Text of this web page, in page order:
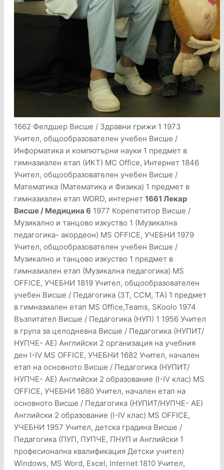
1662 Фелдшер Висше / Здравни грижи 1 1973
Учител, общообразователен учебен Висше /
Информатика и компютърни науки 1 предмет в
гимназиален етап (ИКТ) MC Office, Интернет 1846
Учител, общообразователен учебен Висше /
Математика (Математика и Физика) 1 предмет в
гимназиален етап WORD, интернет 1661 Лекар
Висше / Медицина 6 1977 Корепетитор Висше /
Музикално и танцово изкуство 1 (Музикална
педагогика- акордеон) MS OFFICE, УЧЕБНИ 1979
Учител, общообразователен учебен Висше /
Музикално и танцово изкуство 1 предмет в
гимназиален етап (Музикална педагогика) MS
OFFICE, УЧЕБНИ 1819 Учител, общообразователен
учебен Висше / Педагогика (ЗТ, ССМ, ТА) 1 предмет
в гимназиален етап MS Office,Teams, SKoolo 1974
Възпитател Висше / Педагогика (НУП) 1 1956 Учител
в група за целодневна Висше / Педагогика (НУПИТ/
НУПЧЕ- АЕ) Английски 2 организация на учебния
ден I-IV MS OFFICE, УЧЕБНИ 1682 Учител, начален
етап на основното Висше / Педагогика (НУПИТ/
НУПЧЕ- АЕ) Английски 2 образование (I-IV клас) MS
OFFICE, УЧЕБНИ 1680 Учител, начален етап на
основното Висше / Педагогика (НУПИТ/НУПЧЕ- АЕ)
Английски 2 образование (I-IV клас) MS OFFICE,
УЧЕБНИ 1957 Учител, детска градина Висше /
Педагогика (ПУП, ПУПЧЕ, ПНУП и Английски 1
професионална квалификация Детски учител)
Windows, MS Word, Excel, Internet 1810 Учител,